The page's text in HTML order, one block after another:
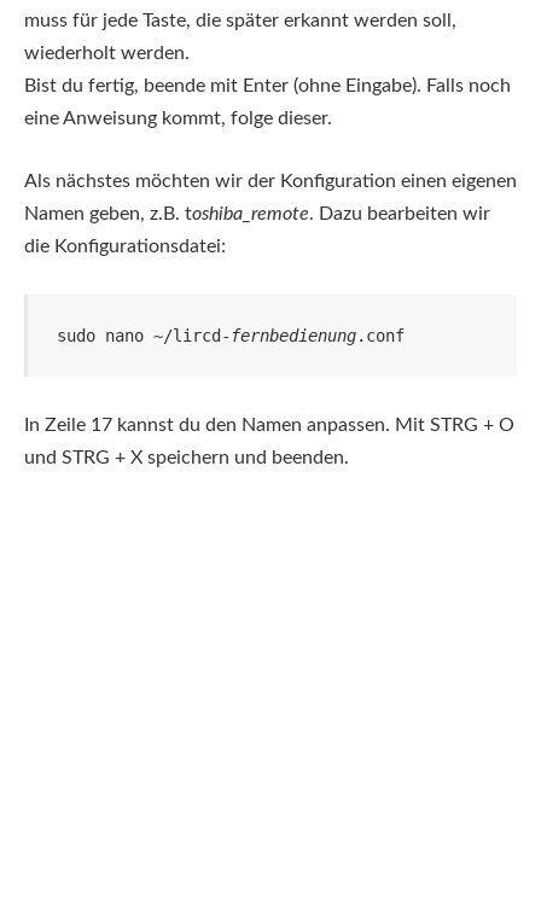
muss für jede Taste, die später erkannt werden soll,
wiederholt werden.
Bist du fertig, beende mit Enter (ohne Eingabe). Falls noch
eine Anweisung kommt, folge dieser.
Als nächstes möchten wir der Konfiguration einen eigenen
Namen geben, z.B. toshiba_remote. Dazu bearbeiten wir
die Konfigurationsdatei:
sudo nano ~/lircd- fernbedienung.conf
In Zeile 17 kannst du den Namen anpassen. Mit STRG + O
und STRG + X speichern und beenden.